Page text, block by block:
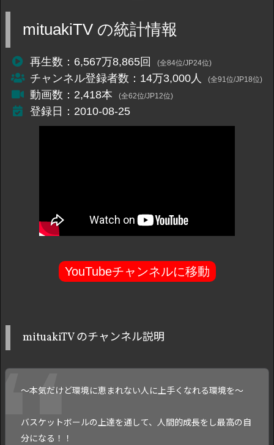
mituakiTV の統計情報
再生数：6,567万8,865回 (全84位/JP24位)
チャンネル登録者数：14万3,000人 (全91位/JP18位)
動画数：2,418本 (全62位/JP12位)
登録日：2010-08-25
YouTubeチャンネルに移動
mituakiTV のチャンネル説明
〜本気だけど環境に恵まれない人に上手くなれる環境を〜
バスケットボールの上達を通して、人間的成長をし最高の自
分になる！！